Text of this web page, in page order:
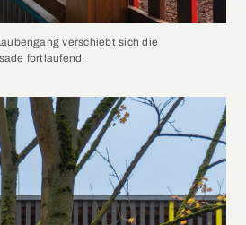
verschiebt sich die
fortlaufend.